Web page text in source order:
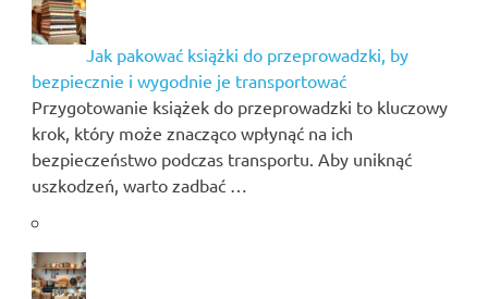
Jak pakować książki do przeprowadzki, by
bezpiecznie i wygodnie je transportować
Przygotowanie książek do przeprowadzki to kluczowy
krok, który może znacząco wpłynąć na ich
bezpieczeństwo podczas transportu. Aby uniknąć
uszkodzeń, warto zadbać …